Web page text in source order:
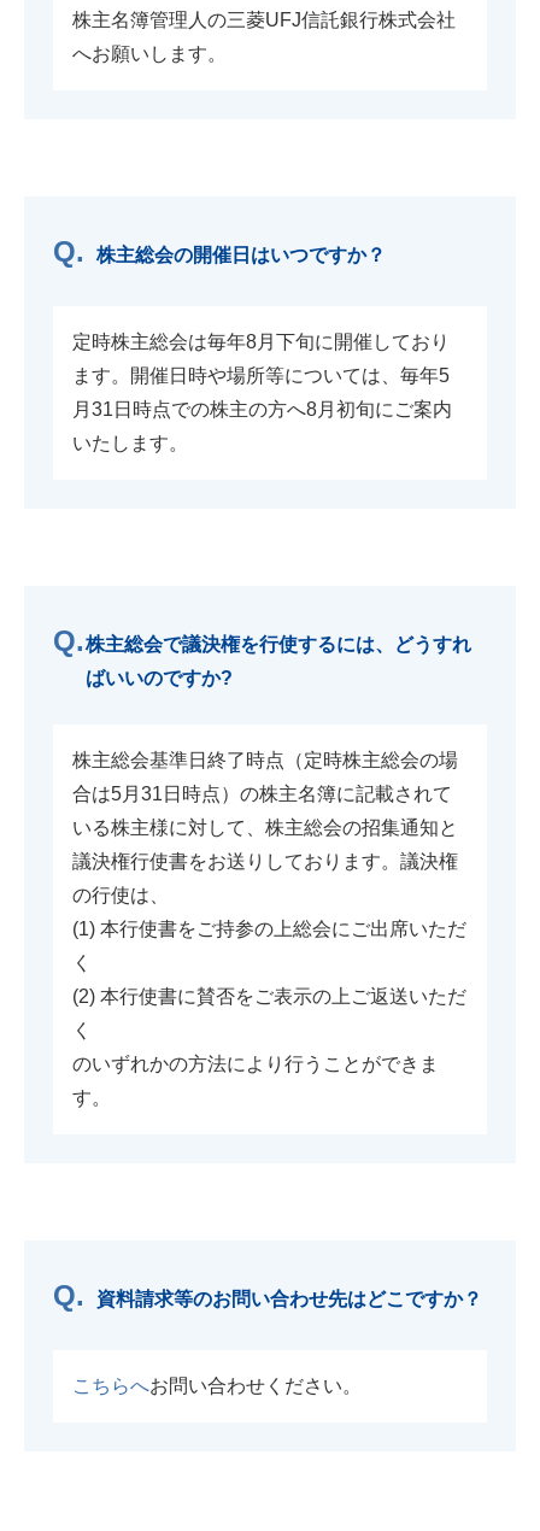
株主名簿管理人の三菱UFJ信託銀行株式会社
へお願いします。
株主総会の開催日はいつですか？
定時株主総会は毎年8月下旬に開催しており
ます。開催日時や場所等については、毎年5
月31日時点での株主の方へ8月初旬にご案内
いたします。
株主総会で議決権を行使するには、どうすれ
ばいいのですか?
株主総会基準日終了時点（定時株主総会の場
合は5月31日時点）の株主名簿に記載されて
いる株主様に対して、株主総会の招集通知と
議決権行使書をお送りしております。議決権
の行使は、
(1) 本行使書をご持参の上総会にご出席いただ
く
(2) 本行使書に賛否をご表示の上ご返送いただ
く
のいずれかの方法により行うことができま
す。
資料請求等のお問い合わせ先はどこですか？
こちらへお問い合わせください。